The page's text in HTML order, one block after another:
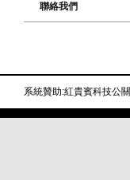
聯絡我們
系統贊助:紅貴賓科技公